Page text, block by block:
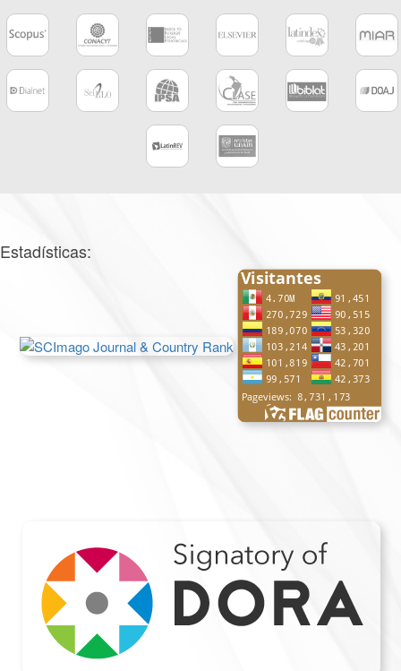
Estadísticas: